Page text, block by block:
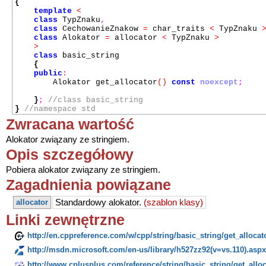
{
template <
class TypZnaku ,
class CechowanieZnakow = char_traits < TypZnaku >
class Alokator = allocator < TypZnaku >
>
class basic_string
{
public :
Alokator get_allocator () const noexcept ;
} ;
//class basic_string
}
//namespace std
Zwracana wartość
Alokator związany ze stringiem.
Opis szczegółowy
Pobiera alokator związany ze stringiem.
Zagadnienia powiązane
allocator Standardowy alokator. (szablon klasy)
Linki zewnętrzne
http://en.cppreference.com/w/cpp/string/basic_string/
http://msdn.microsoft.com/en-us/library/h527zz92(v=vs.110).aspx